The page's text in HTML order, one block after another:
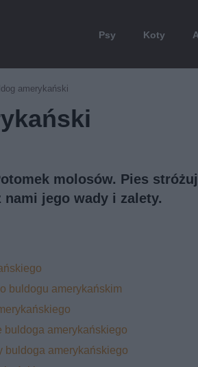
Psy Koty
amerykański
molosów. Pies
jego wady i zalety.
buldogu amerykańskim
buldoga amerykańskiego
buldoga amerykańskiego